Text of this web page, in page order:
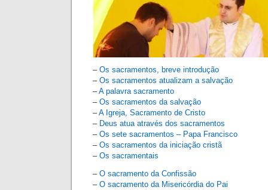
– Os sacramentos, breve introdução
– Os sacramentos atualizam a salvação
–A palavra sacramento
– Os sacramentos da salvação
–A Igreja, Sacramento de Cristo
– Deus atua através dos sacramentos
– Os sete sacramentos – Papa Francisco
– Os sacramentos da iniciação cristã
– Os sacramentais
– O sacramento da Confissão
– O sacramento da Misericórdia do Pai